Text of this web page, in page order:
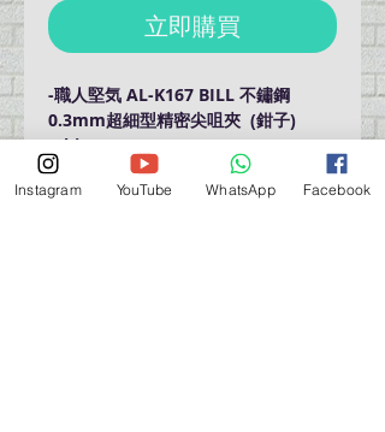
立即購買
-職人堅気 AL-K167 BILL 不鏽鋼
0.3mm超細型精密尖咀夾 (鉗子)
-Shimomura ALEC AL-K167 BILL
Stainless Steel Precision Tweezers
(Ultra Fine 0.3mm)
Instagram YouTube WhatsApp Facebook